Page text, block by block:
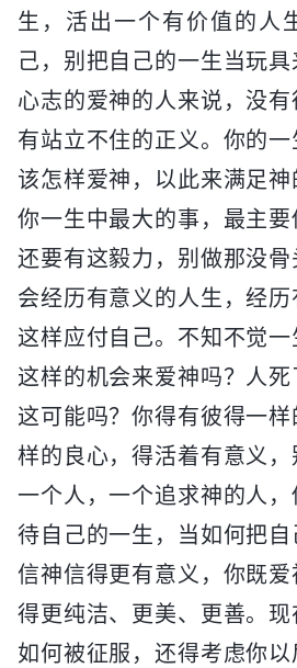
生，活出一个有价值的人
己，别把自己的一生当玩
心志的爱神的人来说，没
有站立不住的正义。你的
该怎样爱神，以此来满足
你一生中最大的事，最主要
还要有这毅力，别做那没
会经历有意义的人生，经历
这样应付自己。不知不觉
这样的机会来爱神吗？人死
这可能吗？你得有彼得一
样的良心，得活着有意义
一个人，一个追求神的人
待自己的一生，当如何把
信神信得更有意义，你既
得更纯洁、更美、更善。
如何被征服，还得考虑你以